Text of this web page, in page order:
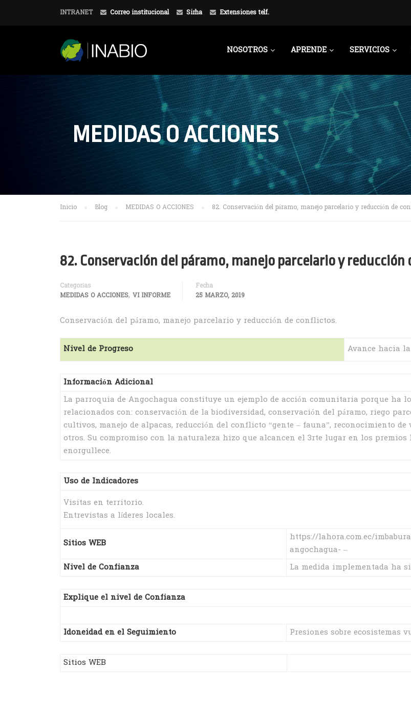
INTRANET Correo institucional Sirha Extensiones telf.
NOSOTROS APRENDE SERVICIOS
MEDIDAS O ACCIONES
Inicio Blog MEDIDAS O ACCIONES 82. Conservación del páramo, manejo parcelario y reducción de
82. Conservación del páramo, manejo parcelario y reducción
Categorías
MEDIDAS O ACCIONES, VI INFORME
Fecha
25 MARZO, 2019
Conservación del páramo, manejo parcelario y reducción de conflictos.
Nivel de Progreso Avance hacia
Información Adicional
La parroquia de Angochagua constituye un ejemplo de acción comunitaria porque ha
relacionados con: conservación de la biodiversidad, conservación del páramo, riego
cultivos, manejo de alpacas, reducción del conflicto “gente – fauna”, reconocimiento
otros. Su compromiso con la naturaleza hizo que alcancen el 3rte lugar en los premios
enorgullece.
Uso de Indicadores
Visitas en territorio.
Entrevistas a líderes locales.
Sitios WEB
https://lahora.com.ec/
angochagua- –
Nivel de Confianza
La medida implementada ha
Explique el nivel de Confianza
Idoneidad en el Seguimiento Presiones sobre ecosistemas
Sitios WEB